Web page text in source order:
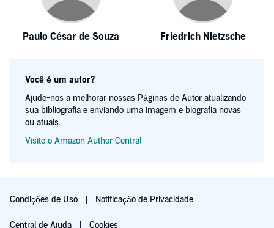
Paulo César de Souza Friedrich Nietzsche
Você é um autor?
Ajude-nos a melhorar nossas Páginas de Autor atualizando
sua bibliografia e enviando uma imagem e biografia novas
ou atuais.
Visite o Amazon Author Central
Condições de Uso Notificação de Privacidade
Central de Ajuda Cookies